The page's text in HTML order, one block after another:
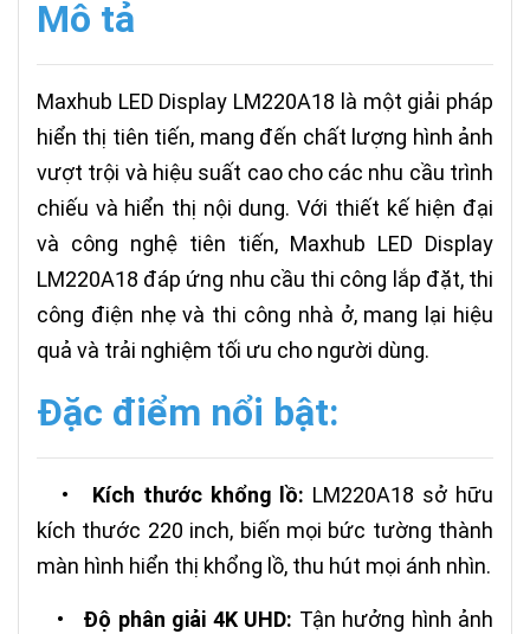
Mô tả
Maxhub LED Display LM220A18 là một giải pháp
hiển thị tiên tiến, mang đến chất lượng hình ảnh
vượt trội và hiệu suất cao cho các nhu cầu trình
chiếu và hiển thị nội dung. Với thiết kế hiện đại
và công nghệ tiên tiến, Maxhub LED Display
LM220A18 đáp ứng nhu cầu thi công lắp đặt, thi
công điện nhẹ và thi công nhà ở, mang lại hiệu
quả và trải nghiệm tối ưu cho người dùng.
Đặc điểm nổi bật:
• Kích thước khổng lồ: LM220A18 sở hữu
kích thước 220 inch, biến mọi bức tường thành
màn hình hiển thị khổng lồ, thu hút mọi ánh nhìn.
• Độ phân giải 4K UHD: Tận hưởng hình ảnh